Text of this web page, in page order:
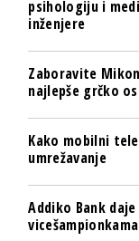
psihologiju i
inženjere
Zaboravite
najlepše grčko
Kako mobilni
umrežavanje
Addiko Bank